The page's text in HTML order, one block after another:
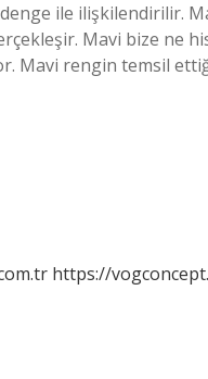
ile ilişkilendirilir.
Mavi bize ne
Mavi rengin temsil
https://